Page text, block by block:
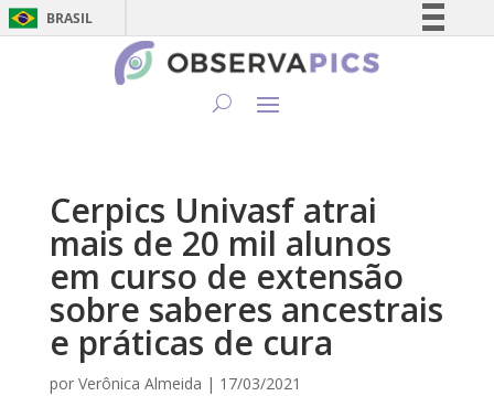
BRASIL
Simplifique!
Canais
Cerpics Univasf atrai
mais de 20 mil alunos
em curso de extensão
sobre saberes ancestrais
e práticas de cura
por Verônica Almeida | 17/03/2021